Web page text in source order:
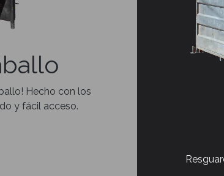
Hecho con los
y fácil acceso.